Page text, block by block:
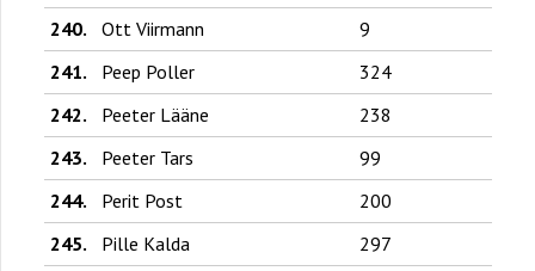
240.
Ott Viirmann
9
241.
Peep Poller
324
242.
Peeter Lääne
238
243.
Peeter Tars
99
244.
Perit Post
200
245.
Pille Kalda
297